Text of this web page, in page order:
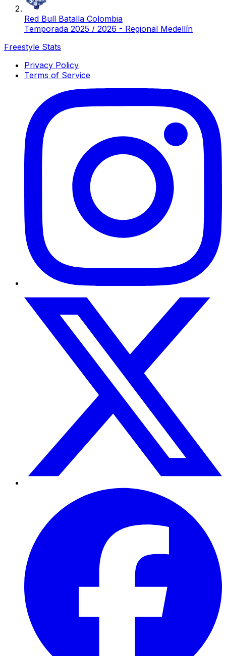
Red Bull Batalla Colombia
Temporada 2025 / 2026 - Regional Medellín
Freestyle Stats
Privacy Policy
Terms of Service